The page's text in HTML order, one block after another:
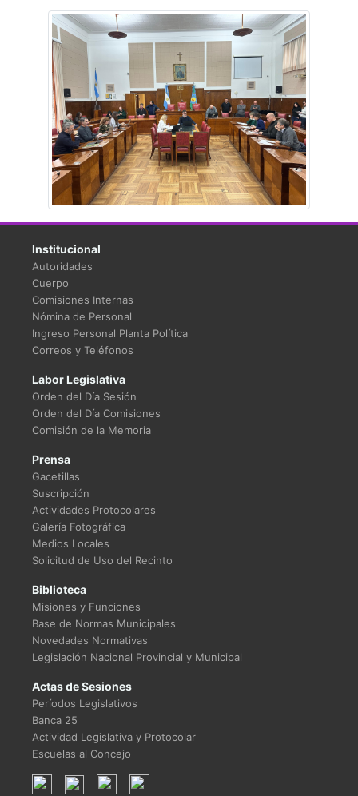
Institucional
Autoridades
Cuerpo
Comisiones Internas
Nómina de Personal
Ingreso Personal Planta Política
Correos y Teléfonos
Labor Legislativa
Orden del Día Sesión
Orden del Día Comisiones
Comisión de la Memoria
Prensa
Gacetillas
Suscripción
Actividades Protocolares
Galería Fotográfica
Medios Locales
Solicitud de Uso del Recinto
Biblioteca
Misiones y Funciones
Base de Normas Municipales
Novedades Normativas
Legislación Nacional Provincial y Municipal
Actas de Sesiones
Períodos Legislativos
Banca 25
Actividad Legislativa y Protocolar
Escuelas al Concejo